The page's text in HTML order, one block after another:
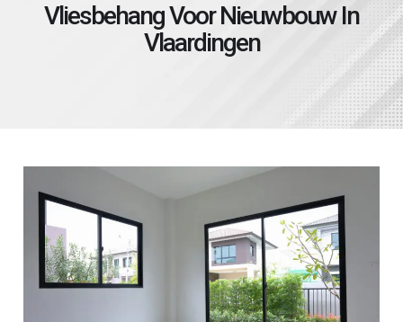
Vliesbehang Voor Nieuwbouw In
Vlaardingen